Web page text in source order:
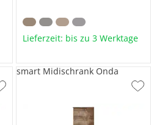
Lieferzeit: bis zu 3 Werktage
smart Midischrank Onda